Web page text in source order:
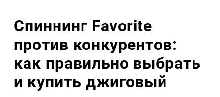
Спиннинг Favorite
против конкурентов:
как правильно выбрать
и купить джиговый